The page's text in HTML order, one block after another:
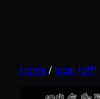
Home / local (off)